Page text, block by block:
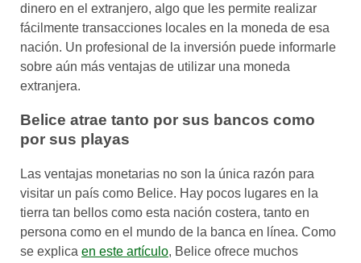
dinero en el extranjero, algo que les permite realizar
fácilmente transacciones locales en la moneda de esa
nación. Un profesional de la inversión puede informarle
sobre aún más ventajas de utilizar una moneda
extranjera.
Belice atrae tanto por sus bancos como
por sus playas
Las ventajas monetarias no son la única razón para
visitar un país como Belice. Hay pocos lugares en la
tierra tan bellos como esta nación costera, tanto en
persona como en el mundo de la banca en línea. Como
se explica en este artículo, Belice ofrece muchos